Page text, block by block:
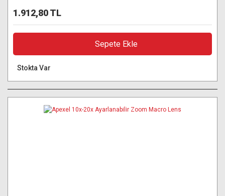
1.912,80 TL
Sepete Ekle
Stokta Var